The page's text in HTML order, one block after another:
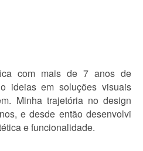
com mais de 7 anos de
ideias em soluções visuais
Minha trajetória no design
e desde então desenvolvi
e funcionalidade.